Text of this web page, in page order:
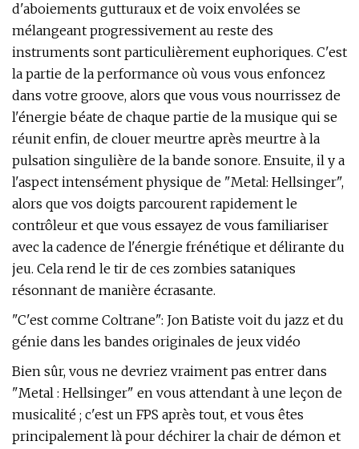
d'aboiements gutturaux et de voix envolées se
mélangeant progressivement au reste des
instruments sont particulièrement euphoriques. C'est
la partie de la performance où vous vous enfoncez
dans votre groove, alors que vous vous nourrissez de
l'énergie béate de chaque partie de la musique qui se
réunit enfin, de clouer meurtre après meurtre à la
pulsation singulière de la bande sonore. Ensuite, il y a
l'aspect intensément physique de "Metal: Hellsinger",
alors que vos doigts parcourent rapidement le
contrôleur et que vous essayez de vous familiariser
avec la cadence de l'énergie frénétique et délirante du
jeu. Cela rend le tir de ces zombies sataniques
résonnant de manière écrasante.
"C'est comme Coltrane": Jon Batiste voit du jazz et du
génie dans les bandes originales de jeux vidéo
Bien sûr, vous ne devriez vraiment pas entrer dans
"Metal : Hellsinger" en vous attendant à une leçon de
musicalité ; c'est un FPS après tout, et vous êtes
principalement là pour déchirer la chair de démon et